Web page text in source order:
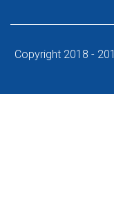
Copyright 2018 -